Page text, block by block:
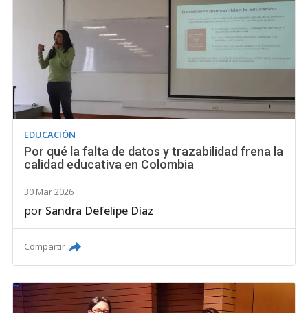
EDUCACIÓN
Por qué la falta de datos y trazabilidad frena la
calidad educativa en Colombia
30 Mar 2026
por Sandra Defelipe Díaz
Compartir